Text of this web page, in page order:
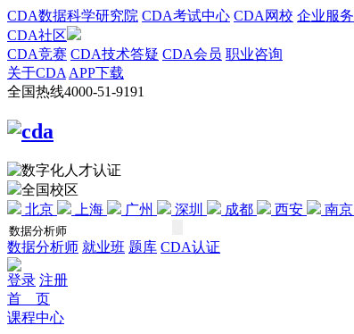
CDA数据科学研究院 CDA考试中心 CDA网校 企业服务
CDA社区
CDA竞赛 CDA技术答疑 CDA会员 职业咨询
关于CDA APP下载
全国热线4000-51-9191
全国校区
北京
上海 广州 深圳 成都 西安 南京
数据分析师 就业班 题库 CDA认证
登录 注册
首 页
课程中心